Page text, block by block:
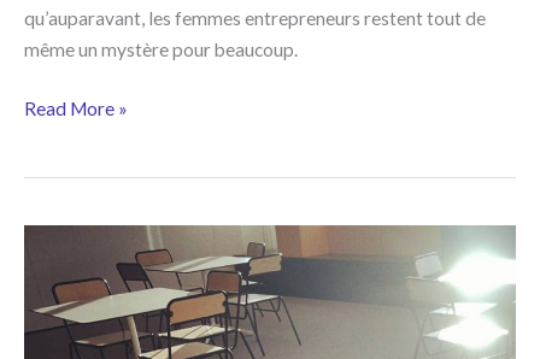
qu’auparavant, les femmes entrepreneurs restent tout de
même un mystère pour beaucoup.
Femmes
réellement ?
Read More »